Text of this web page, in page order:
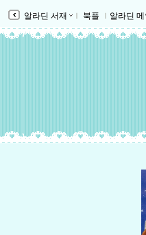
알라딘 서재 ｌ 북플 ｌ 알라딘 메